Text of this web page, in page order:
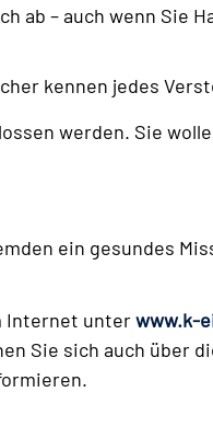
ab – auch wenn Sie
kennen jedes
werden. Sie
ein gesundes
Internet unterwww.k-
Sie sich auch über